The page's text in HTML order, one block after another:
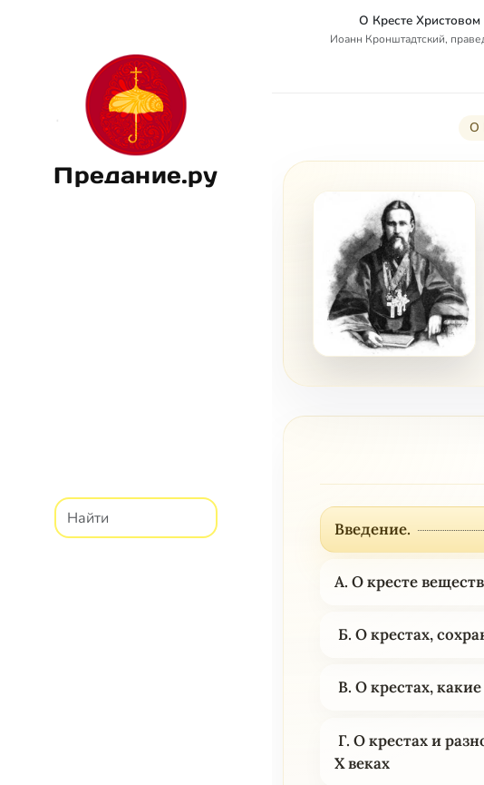
Предание.ру
О Кресте Христовом
Иоанн Кронштадтский,
О
Введение.
А. О кресте
Б. О крестах,
В. О крестах,
Г. О крестах и
X веках